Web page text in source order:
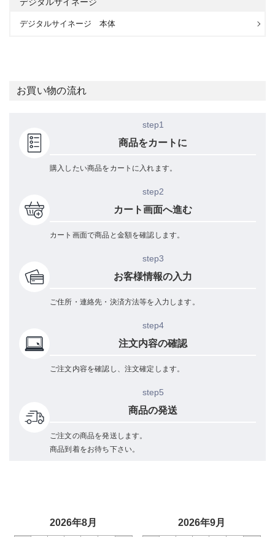
デジタルサイネージ 本体
お買い物の流れ
step1
商品をカートに
購入したい商品をカートに入れます。
step2
カート画面へ進む
カート画面で商品と金額を確認します。
step3
お客様情報の入力
ご住所・連絡先・決済方法等を入力します。
step4
注文内容の確認
ご注文内容を確認し、注文確定します。
step5
商品の発送
ご注文の商品を発送します。
商品到着をお待ち下さい。
2026年8月 2026年9月